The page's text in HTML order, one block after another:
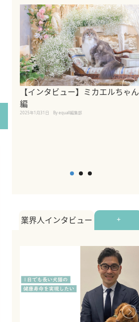
【インタビュー】ミカエルちゃん
編
2025年1月31日 By equall編集部
業界人インタビュー +